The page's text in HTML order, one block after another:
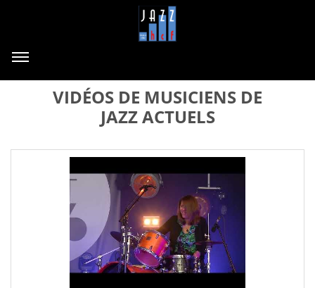
VIDÉOS DE MUSICIENS DE
JAZZ ACTUELS